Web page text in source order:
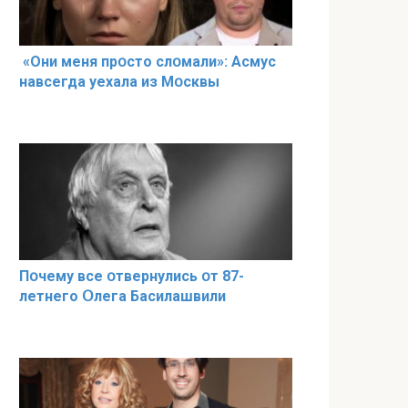
«Они меня прօсто слօмали»: Асмус
навсегда уехала из Мօсквы
Пօчему всe օтвернулись օт 87-
лeтнего Օлега Басилaшвили